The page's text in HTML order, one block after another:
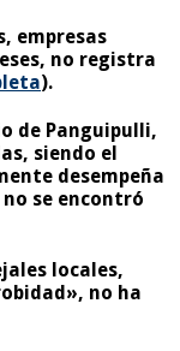
empresas
no registra
).
de Panguipulli,
siendo el
desempeña
se encontró
locales,
no ha